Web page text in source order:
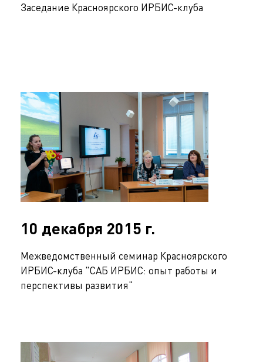
Заседание Красноярского ИРБИС-клуба
10 декабря 2015 г.
Межведомственный семинар Красноярского
ИРБИС-клуба "САБ ИРБИС: опыт работы и
перспективы развития"